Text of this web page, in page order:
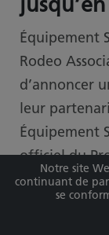
Équipement
Rodeo
d’annoncer
leur
Équipement
officiel du
l’entente
Equipment
Notre site
continuant de
se